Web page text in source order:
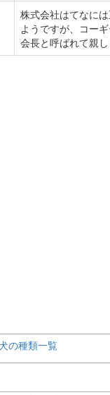
株式会社はてなに
ようですが、コー
会長と呼ばれて親し
の種類一覧